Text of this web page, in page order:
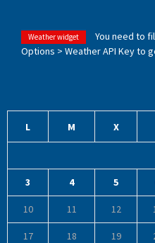
Weather widget
You need to
Options > Weather API Key to
L M X
3 4 5
10 11 12
17 18 19